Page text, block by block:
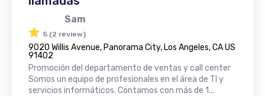
Sam
5 (2 review)
9020 Willis Avenue, Panorama City, Los Angeles, CA US
91402
Promoción del departamento de ventas y call center
Somos un equipo de profesionales en el área de TI y
servicios informáticos. Contamos con más de 1...